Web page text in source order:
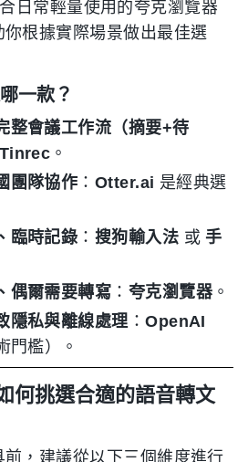
日常輕量使用的夸克瀏覽器
根據實際場景做出最佳選
一款？
整會議工作流（摘要+待
Tinrec 。
團隊協作 ： Otter.ai 是經典選
臨時記錄 ： 搜狗輸入法 或手
偶爾需要轉寫 ： 夸克瀏覽器 。
隱私與離線處理：OpenAI
門檻）。
何挑選合適的語音轉文
，建議從以下三個維度進行